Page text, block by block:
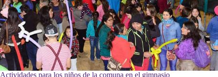
Actividades para los niños de la comuna en el gimnasio